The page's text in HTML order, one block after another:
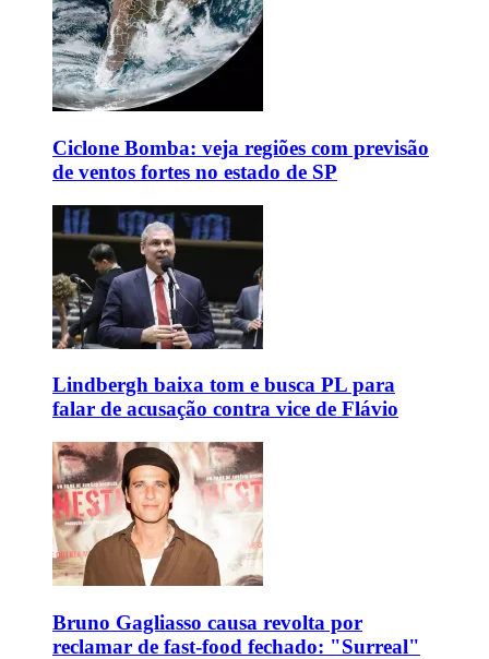
Ciclone Bomba: veja regiões com previsão
de ventos fortes no estado de SP
Lindbergh baixa tom e busca PL para
falar de acusação contra vice de Flávio
Bruno Gagliasso causa revolta por
reclamar de fast-food fechado: "Surreal"